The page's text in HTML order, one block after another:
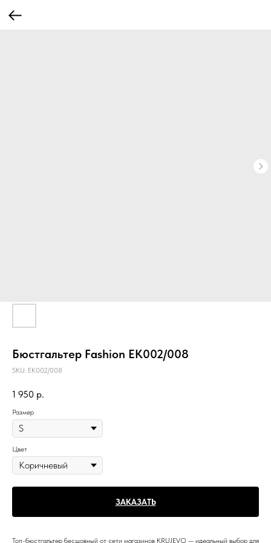
Бюстгальтер Fashion EK002/008
SKU: EK002/008
1 950 р.
Размер
Цвет
ЗАКАЗАТЬ
Топ-бюстгальтер бесшовный от сети магазинов KRUJEVO — идеальный выбор для